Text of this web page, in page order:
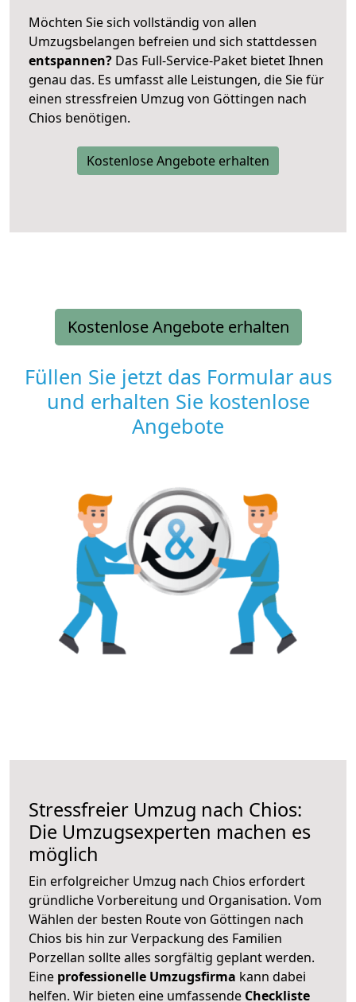
Möchten Sie sich vollständig von allen
Umzugsbelangen befreien und sich stattdessen
entspannen? Das Full-Service-Paket bietet Ihnen
genau das. Es umfasst alle Leistungen, die Sie für
einen stressfreien Umzug von Göttingen nach
Chios benötigen.
Kostenlose Angebote erhalten
Kostenlose Angebote erhalten
Füllen Sie jetzt das Formular aus
und erhalten Sie kostenlose
Angebote
Stressfreier Umzug nach Chios:
Die Umzugsexperten machen es
möglich
Ein erfolgreicher Umzug nach Chios erfordert
gründliche Vorbereitung und Organisation. Vom
Wählen der besten Route von Göttingen nach
Chios bis hin zur Verpackung des Familien
Porzellan sollte alles sorgfältig geplant werden.
Eine professionelle Umzugsfirma kann dabei
helfen. Wir bieten eine umfassende Checkliste